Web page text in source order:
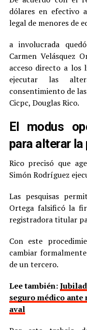
dólares en efectivo
legal de menores de
a involucrada
Carmen Velásquez
acceso directo a los
ejecutar las
consentimiento de
Cicpc, Douglas Rico.
El modus
para alterar
Rico precisó que
Simón Rodríguez
Las pesquisas
Ortega falsificó la
registradora titular
Con este
cambiar
de un tercero.
Lee también:
seguro médico ante
aval